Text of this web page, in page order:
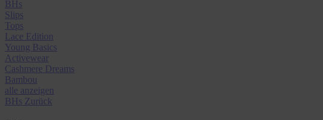
BHs
Slips
Tops
Lace Edition
Young Basics
Activewear
Cashmere Dreams
Bambou
alle anzeigen
BHs Zurück